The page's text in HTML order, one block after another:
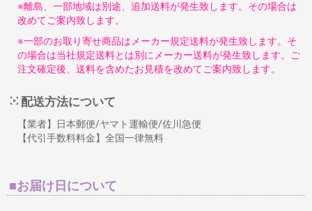
※離島、一部地域は別途、追加送料が発生致します。その場合は
改めてご案内致します。
※一部のお取り寄せ商品はメーカー規定送料が発生致します。そ
の場合は当社規定送料とは別にメーカー送料が発生致します。ご
注文確定後、送料を含めたお見積を改めてご案内致します。
配送方法について
【業者】日本郵便/ヤマト運輸便/佐川急便
【代引手数料料金】全国一律無料
■お届け日について